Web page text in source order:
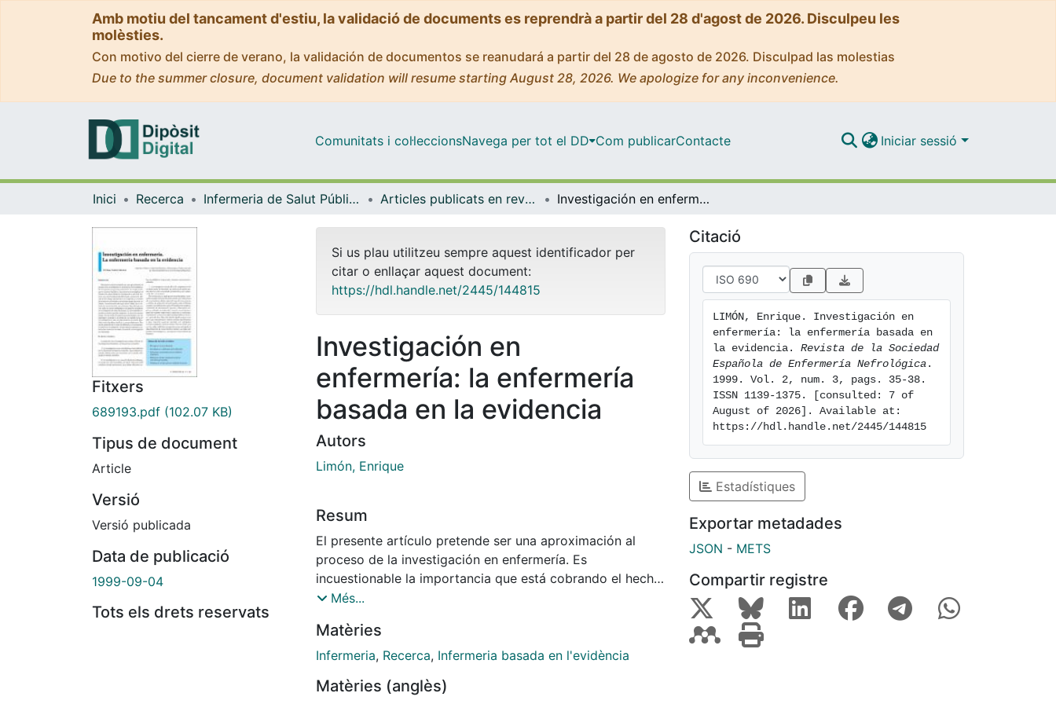
Amb motiu del tancament d'estiu, la validació de documents es reprendrà a partir del 28 d'agost de 2026. Disculpeu les
molèsties.
Con motivo del cierre de verano, la validación de documentos se reanudará a partir del 28 de agosto de 2026. Disculpad las molestias
Due to the summer closure, document validation will resume starting August 28, 2026. We apologize for any inconvenience.
Comunitats i col·leccionsNavega per tot el DD Com publicarContacte Iniciar sessió
Inici Recerca Infermeria de Salut Pública, Salut Mental i Maternoinfantil Articles publicats en revistes (Infermeria de Salut Pública, Salut mental i Maternoinfantil) Investigación en enfermería: la enfermería basada en la evidencia
Fitxers
689193.pdf (102.07 KB)
Tipus de document
Article
Versió
Versió publicada
Data de publicació
1999-09-04
Tots els drets reservats
Si us plau utilitzeu sempre aquest identificador per
citar o enllaçar aquest document:
https://hdl.handle.net/2445/144815
Investigación en
enfermería: la enfermería
basada en la evidencia
Autors
Limón, Enrique
Resum
El presente artículo pretende ser una aproximación al
proceso de la investigación en enfermería. Es
incuestionable la importancia que está cobrando el hecho
de investigar en nuestra disciplina. Actualmente se
el tema central o una parte fundamental del temario,
aumenta la calidad de los trabajos presentados en
incrementa según las áreas de interés. Las razones de
Més...
Matèries
Infermeria, Recerca, Infermeria basada en l'evidència
Matèries (anglès)
Citació
LIMÓN, Enrique. Investigación en
enfermería: la enfermería basada en
la evidencia. Revista de la Sociedad
Española de Enfermería Nefrológica .
1999. Vol. 2, num. 3, pags. 35-38.
ISSN 1139-1375. [consulted: 7 of
August of 2026]. Available at:
https://hdl.handle.net/2445/144815
Estadístiques
Exportar metadades
JSON - METS
Compartir registre